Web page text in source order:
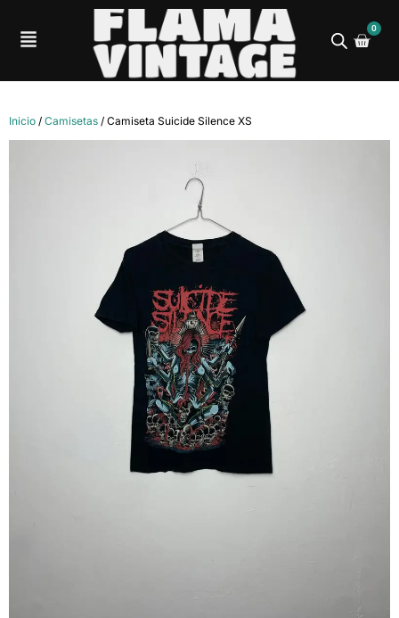
0
Inicio / Camisetas / Camiseta Suicide Silence XS